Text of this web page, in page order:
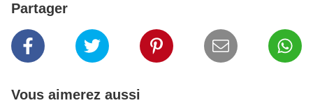
Partager
Vous aimerez aussi